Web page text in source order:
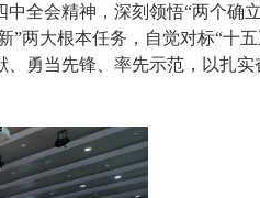
全会精神，深刻领悟“两个确
两大根本任务，自觉对标“十五
勇当先锋、率先示范，以扎实